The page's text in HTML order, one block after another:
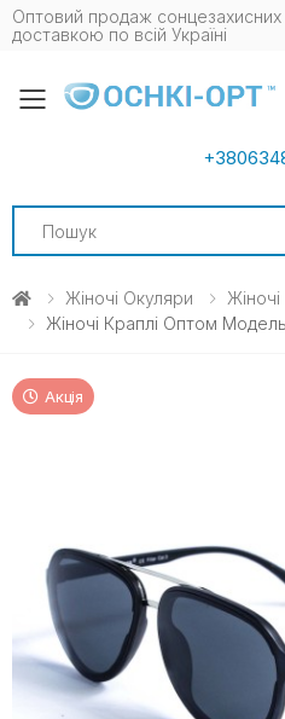
Оптовий продаж сонцезахисних
доставкою по всій Україні
Toggle mobile
Search
Жіночі Окуляри
Жіночі Краплі Оптом
Акція